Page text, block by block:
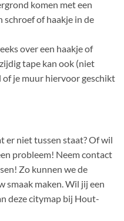
komen met een
schroef of haakje in de
over een haakje of
tape kan ook (niet
of je muur hiervoor geschikt
er niet tussen staat? Of wil
probleem! Neem contact
Zo kunnen we de
smaak maken. Wil jij een
deze citymap bij Hout-